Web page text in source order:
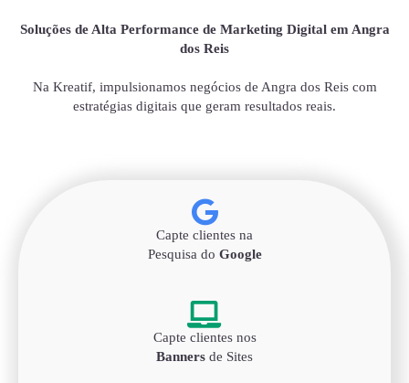
Soluções de Alta Performance de Marketing Digital em Angra
dos Reis
Na Kreatif, impulsionamos negócios de Angra dos Reis com
estratégias digitais que geram resultados reais.
Capte clientes na
Pesquisa do Google
Capte clientes nos
Banners de Sites